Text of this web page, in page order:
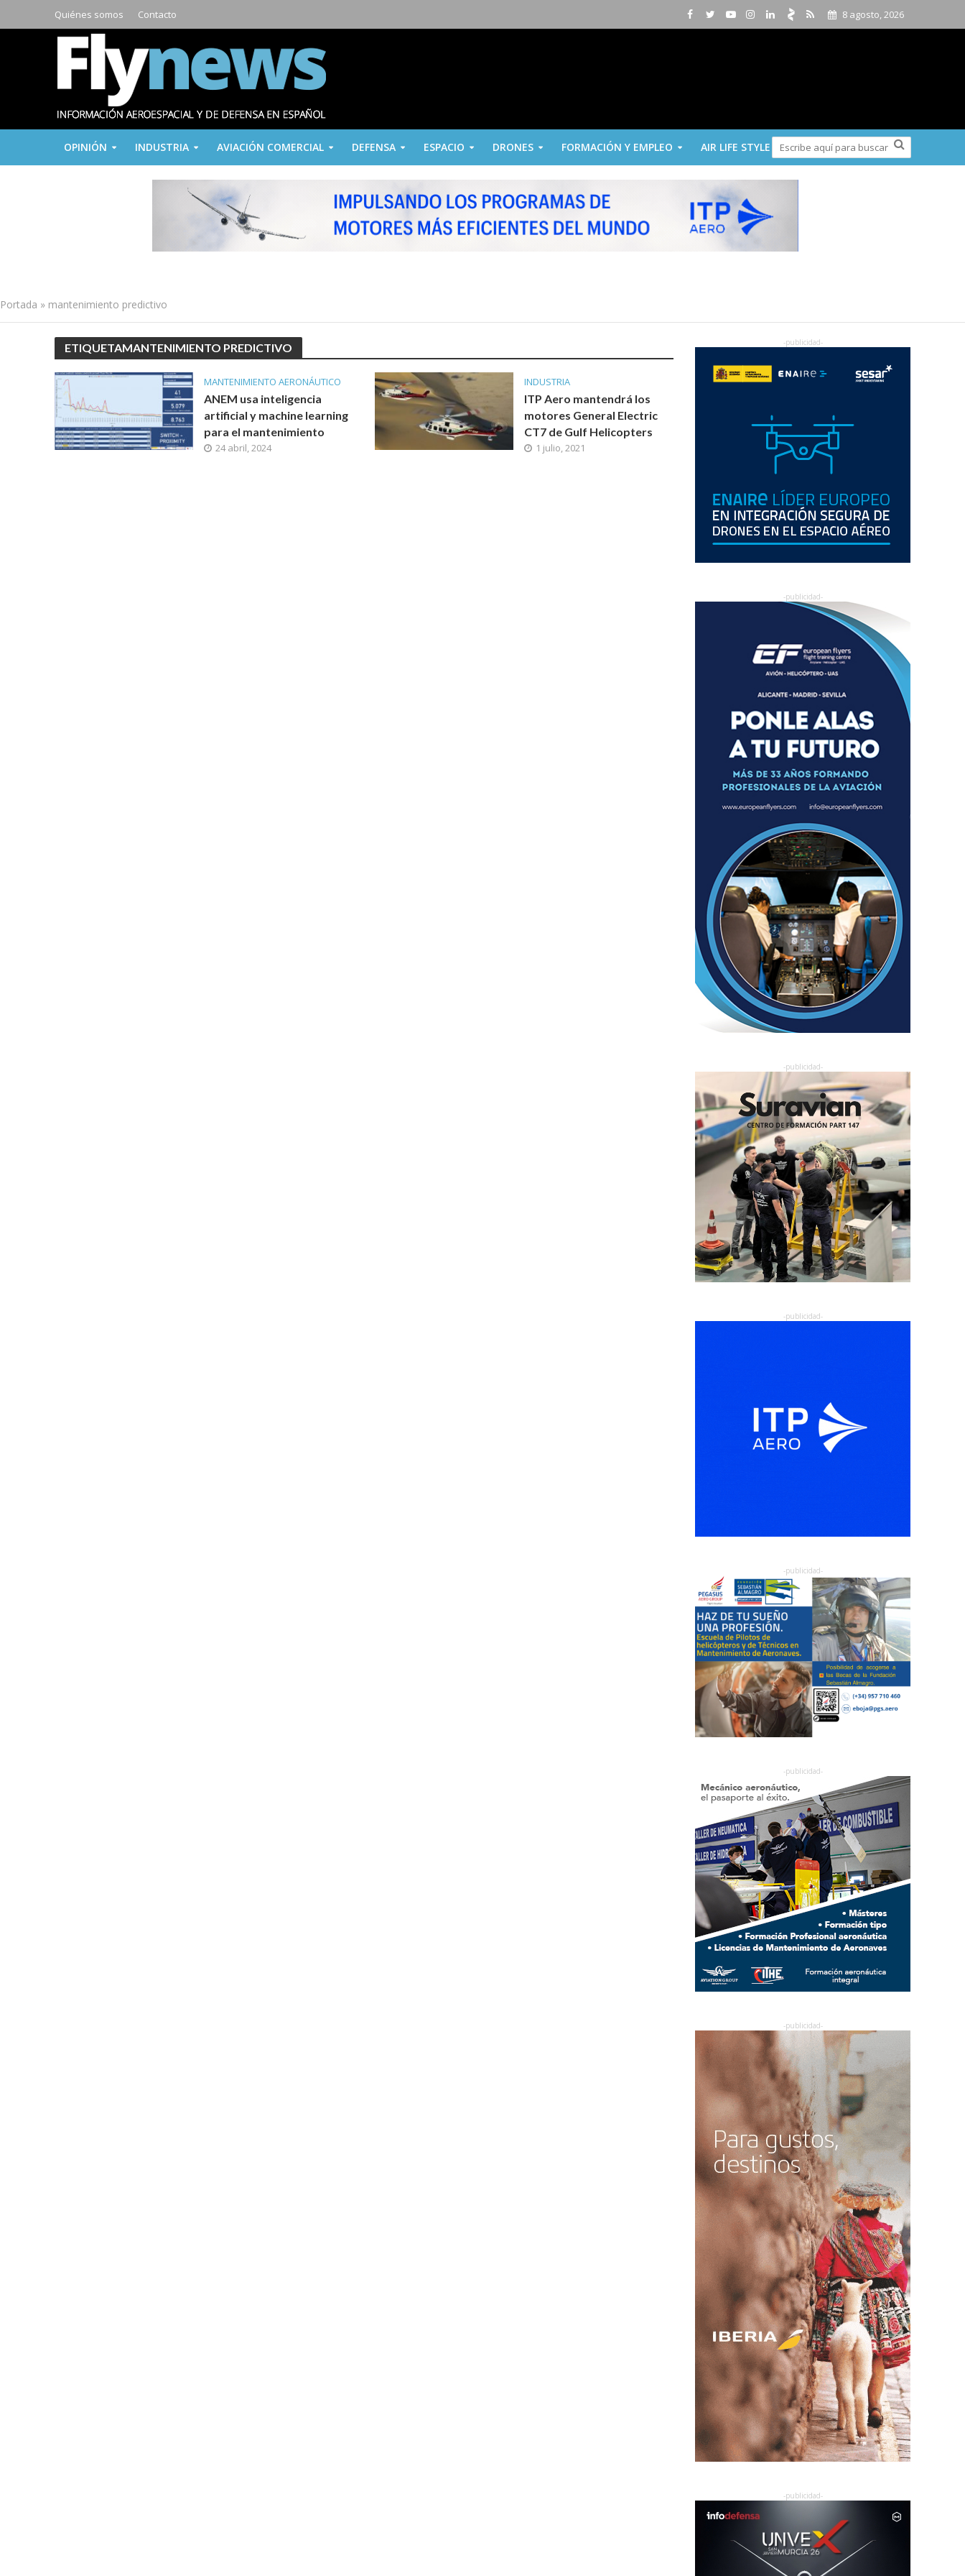
Quiénes somos Contacto 8 agosto, 2026
OPINIÓN INDUSTRIA AVIACIÓN COMERCIAL DEFENSA ESPACIO DRONES FORMACIÓN Y EMPLEO AIR LIFE STYLE
Portada » mantenimiento predictivo
ETIQUETAMANTENIMIENTO PREDICTIVO
MANTENIMIENTO AERONÁUTICO
ANEM usa inteligencia
artificial y machine learning
para el mantenimiento
24 abril, 2024
INDUSTRIA
ITP Aero mantendrá los
motores General Electric
CT7 de Gulf Helicopters
1 julio, 2021